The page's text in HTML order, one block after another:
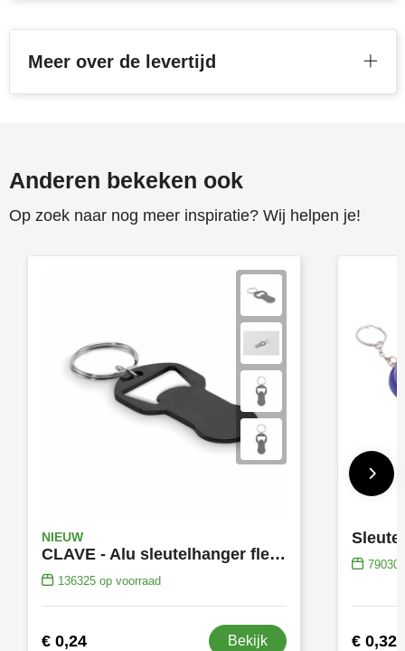
Meer over de levertijd
Anderen bekeken ook
Op zoek naar nog meer inspiratie? Wij helpen je!
NIEUW
CLAVE - Alu sleutelhanger flesopener
136325op voorraad
€ 0,24 Bekijk
79030
€ 0,32